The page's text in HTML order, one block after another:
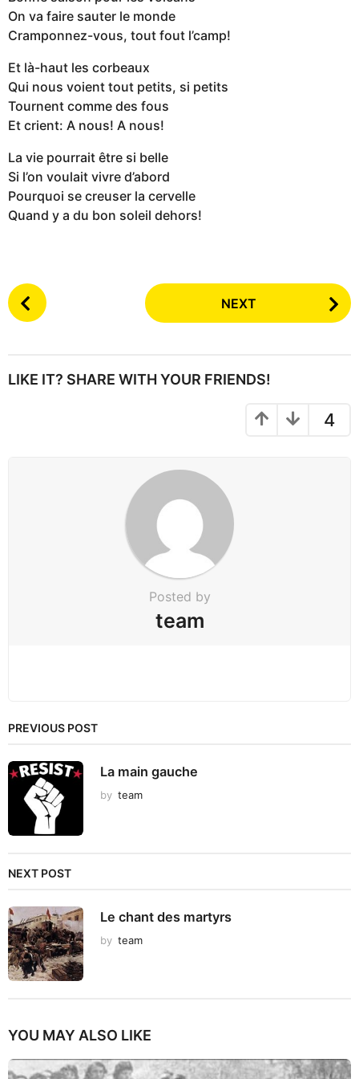
On va faire sauter le monde
Cramponnez-vous, tout fout l’camp!
Et là-haut les corbeaux
Qui nous voient tout petits, si petits
Tournent comme des fous
Et crient: A nous! A nous!
La vie pourrait être si belle
Si l’on voulait vivre d’abord
Pourquoi se creuser la cervelle
Quand y a du bon soleil dehors!
P
o
P
NEXT
LIKE IT? SHARE WITH YOUR FRIENDS!
4
Posted by
team
PREVIOUS POST
La main gauche
by team
NEXT POST
Le chant des martyrs
by team
YOU MAY ALSO LIKE